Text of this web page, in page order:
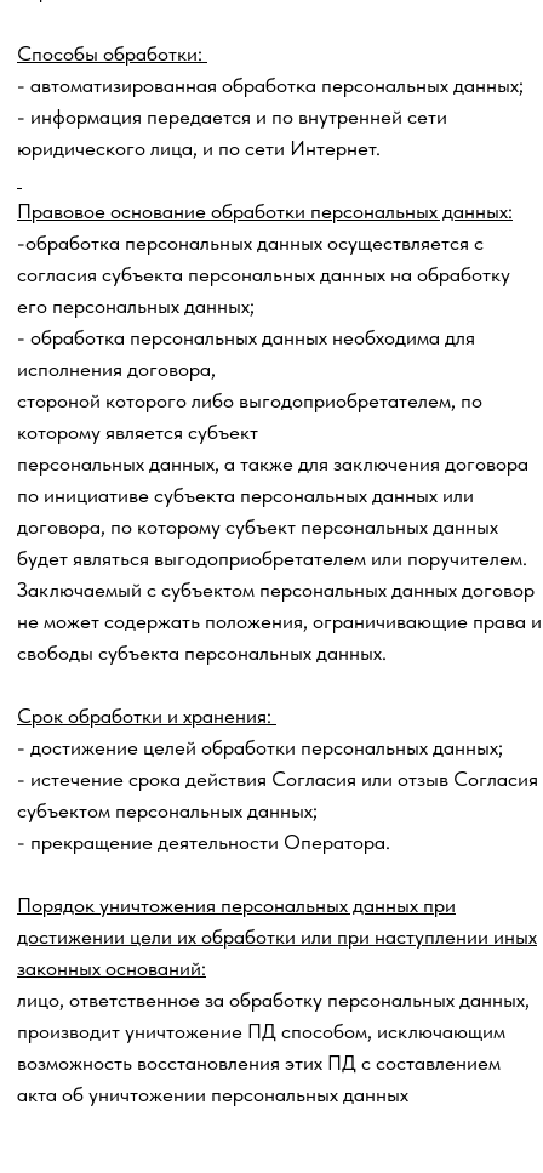
Ленинградский, д. 39, стр. 80, помещ. 1/9),
предоставляющее Сервисы в рамках Платформы VK
Cloud, расположенных в сети Интернет по
адресуhttps://cloud.vk.com, Политика обработки
персональных данных и информации размещена по
cloud/policy-privacy
6.4.облачное хранениеMail.ruдля видеозаписей уроков,
договора-оферты и др. документов - ООО «Цифровое
Облако» (ИНН 7751169490, Россия, 125167, г. Москва,
вн.тнр.г. муниципальный округ Хорошевский, пр-кт
Ленинградский, д. 39, стр. 80, помещ. 1/9),
предоставляющее Сервисы в рамках Платформы VK
Cloud, расположенных в сети Интернет по
адресуhttps://cloud.vk.com, Политика обработки
персональных данных и информации размещена по
адресу:
https://cloud.vk.com/docs/ru/intro/start/legal/digital-
cloud/policy-privacy.
6.5.https://prodamus.ru– Общество с ограниченной
ответственностью «ПРОДАМУС» (ИНН 1 215 156 909,
ОГРН 1 111 215 003 460), зарегистрированном по адресу
424020, Республика Марий Эл, г. Йошкар-Ола, ул.
Анциферова, д. 27А, пом. 29, политика в отношении
обработки персональных размещена по
ссылке:https://prodamus.ru/privacy.
6.6. https://getcourse.ru - платформа Геткурс (GetCourse),
которая принадлежит
ООО «Система Геткурс» (ИНН 9731055900 / ОГРН
г. Москва, территория инновационного центра
«Сколково», Большой бульвар, 42, стр. 1, помещение
1122). ООО «Система Геткурс» арендует серверное
оборудование у АО «Селектел» (Санкт-Петербург,
вн.тер.г. поселок Комарово, ул Цветочная, д. 21 литера А),
ссылка на официальный сайтhttps://getcourse.ru/
6.7. банки (на основании договоров обслуживания),
автоматизированным способом, с передачей полученной
информации по сети интернет, и по «сети юридического
8. В процессе обработки персональных данных
Оператор вправе осуществлять: сбор, запись,
систематизацию, накопление, хранение, уточнение
(обновление, изменение), извлечение, использование,
передачу (распространение, предоставление, доступ),
обезличивание, блокирование, удаление, уничтожение